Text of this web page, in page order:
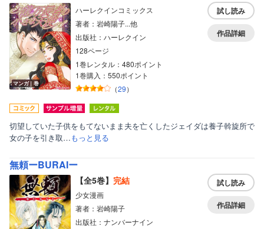
マンガ｜巻
ハーレクインコミックス
著者：岩崎陽子...他
出版社：ハーレクイン
128ページ
1巻レンタル：480ポイント
1巻購入：550ポイント
（29）
試し読み
作品詳細
切望していた子供をもてないまま夫を亡くしたジェイダは養子斡旋所で
女の子を引き取…もっと見る
無頼ーBURAIー
【全5巻】 完結
少女漫画
著者：岩崎陽子
出版社：ナンバーナイン
試し読み
作品詳細